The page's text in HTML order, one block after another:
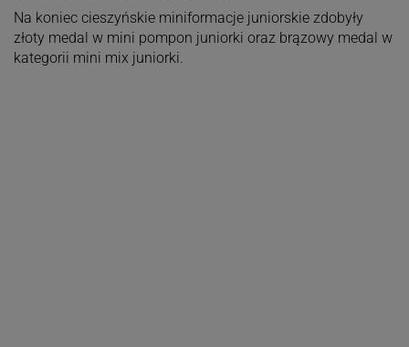
Na koniec cieszyńskie miniformacje juniorskie zdobyły
złoty medal w mini pompon juniorki oraz brązowy medal w
kategorii mini mix juniorki.